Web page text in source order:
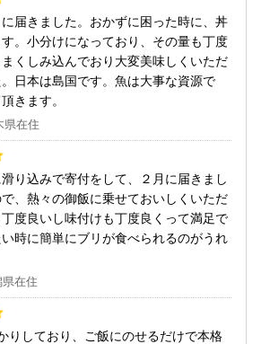
届きました。おかずに困った時に、丼
。小分けになっており、その量も丁度
くしみ込んでおり大変美味しくいただ
日本は島国です。魚は大事な資源で
きます。
在住
り込みで寄付をして、２月に届きまし
、熱々の御飯に乗せておいしくいただ
度良いし味付けも丁度良くって満足で
時に簡単にブリが食べられるのがうれ
在住
りしており、ご飯にのせるだけで本格